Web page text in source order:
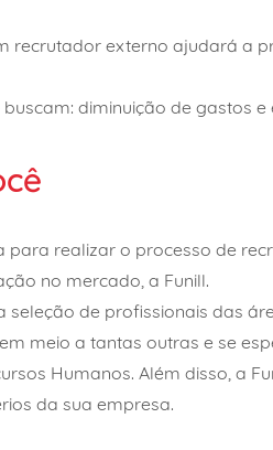
externo ajudará a
diminuição de gastos e
realizar o processo de
no mercado, a Funill.
de profissionais das
meio a tantas outras e se
Humanos. Além disso, a
da sua empresa.